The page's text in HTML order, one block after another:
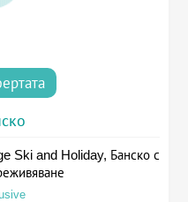
Ski and Holiday, Банско с